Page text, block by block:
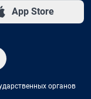
App Store
органов